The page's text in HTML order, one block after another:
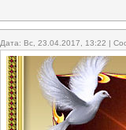
Дата: Вс, 23.04.2017, 13:22 |